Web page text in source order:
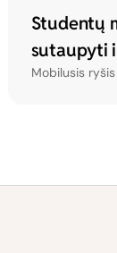
Studentų
sutaupyti
Mobilusis ryšis